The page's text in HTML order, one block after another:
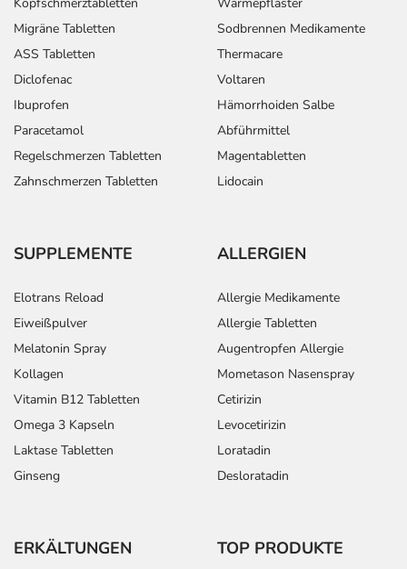
Migräne Tabletten
ASS Tabletten
Diclofenac
Ibuprofen
Paracetamol
Regelschmerzen Tabletten
Zahnschmerzen Tabletten
Sodbrennen Medikamente
Thermacare
Voltaren
Hämorrhoiden Salbe
Abführmittel
Magentabletten
Lidocain
SUPPLEMENTE
Elotrans Reload
Eiweißpulver
Melatonin Spray
Kollagen
Vitamin B12 Tabletten
Omega 3 Kapseln
Laktase Tabletten
Ginseng
ALLERGIEN
Allergie Medikamente
Allergie Tabletten
Augentropfen Allergie
Mometason Nasenspray
Cetirizin
Levocetirizin
Loratadin
Desloratadin
ERKÄLTUNGEN TOP PRODUKTE